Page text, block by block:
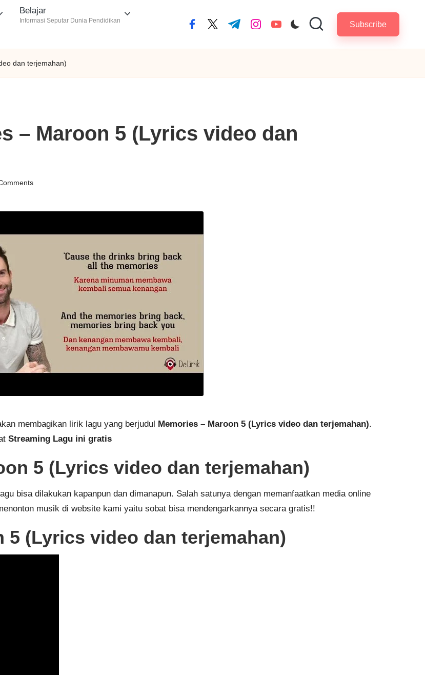
Belajar
Informasi Seputar Dunia Pendidikan
facebook.com
twitter.com
t.me instagram.com
youtube.com Subscribe
dan terjemahan)
– Maroon 5 (Lyrics video dan
membagikan lirik lagu yang berjudul Memories – Maroon 5 (Lyrics video dan terjemahan).
Streaming Lagu ini gratis
5 (Lyrics video dan terjemahan)
bisa dilakukan kapanpun dan dimanapun. Salah satunya dengan memanfaatkan media online
musik di website kami yaitu sobat bisa mendengarkannya secara gratis!!
5 (Lyrics video dan terjemahan)